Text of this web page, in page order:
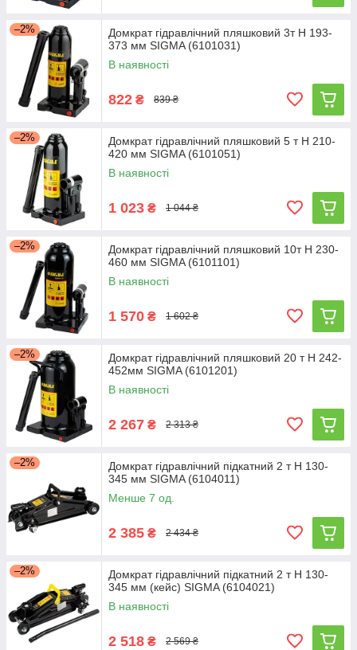
–2%
Домкрат гідравлічний пляшковий 3т H 193-
373 мм SIGMA (6101031)
В наявності
822 ₴ 839 ₴
–2%
Домкрат гідравлічний пляшковий 5 т H 210-
420 мм SIGMA (6101051)
В наявності
1 023 ₴ 1 044 ₴
–2%
Домкрат гідравлічний пляшковий 10т H 230-
460 мм SIGMA (6101101)
В наявності
1 570 ₴ 1 602 ₴
–2%
Домкрат гідравлічний пляшковий 20 т H 242-
452мм SIGMA (6101201)
В наявності
2 267 ₴ 2 313 ₴
–2%
Домкрат гідравлічний підкатний 2 т H 130-
345 мм SIGMA (6104011)
Менше 7 од.
2 385 ₴ 2 434 ₴
–2%
Домкрат гідравлічний підкатний 2 т H 130-
345 мм (кейс) SIGMA (6104021)
В наявності
2 518 ₴ 2 569 ₴